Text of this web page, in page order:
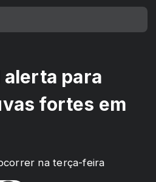
para
fortes em
na terça-feira